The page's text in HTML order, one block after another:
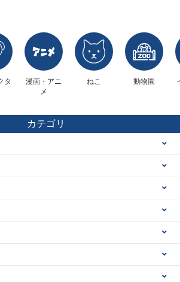
タ
漫画・アニ
メ
ねこ 動物園
カテゴリ